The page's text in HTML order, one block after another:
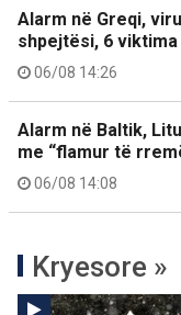
Alarm në Greqi,
shpejtësi, 6
06/08 14:26
Alarm në Baltik,
me “flamur të
06/08 14:08
Kryesore »